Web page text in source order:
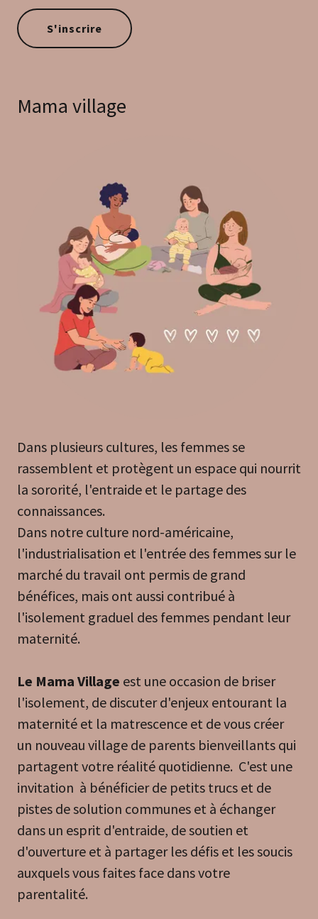
S'inscrire
Mama village
Dans plusieurs cultures, les femmes se
rassemblent et protègent un espace qui nourrit
la sororité, l'entraide et le partage des
connaissances.
Dans notre culture nord-américaine,
l'industrialisation et l'entrée des femmes sur le
marché du travail ont permis de grand
bénéfices, mais ont aussi contribué à
l'isolement graduel des femmes pendant leur
maternité.
Le Mama Village est une occasion de briser
l'isolement, de discuter d'enjeux entourant la
maternité et la matrescence et de vous créer
un nouveau village de parents bienveillants qui
partagent votre réalité quotidienne. C'est une
invitation à bénéficier de petits trucs et de
pistes de solution communes et à échanger
dans un esprit d'entraide, de soutien et
d'ouverture et à partager les défis et les soucis
auxquels vous faites face dans votre
parentalité.